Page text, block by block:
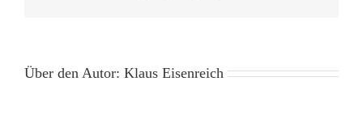
Über den Autor: Klaus Eisenreich